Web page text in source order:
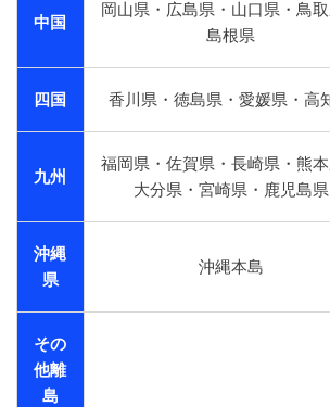
中国
岡山県・広島県・山口県・鳥取
島根県
四国 香川県・徳島県・愛媛県・高
九州
福岡県・佐賀県・長崎県・熊本
大分県・宮崎県・鹿児島県
沖縄
県
沖縄本島
その
他離
島